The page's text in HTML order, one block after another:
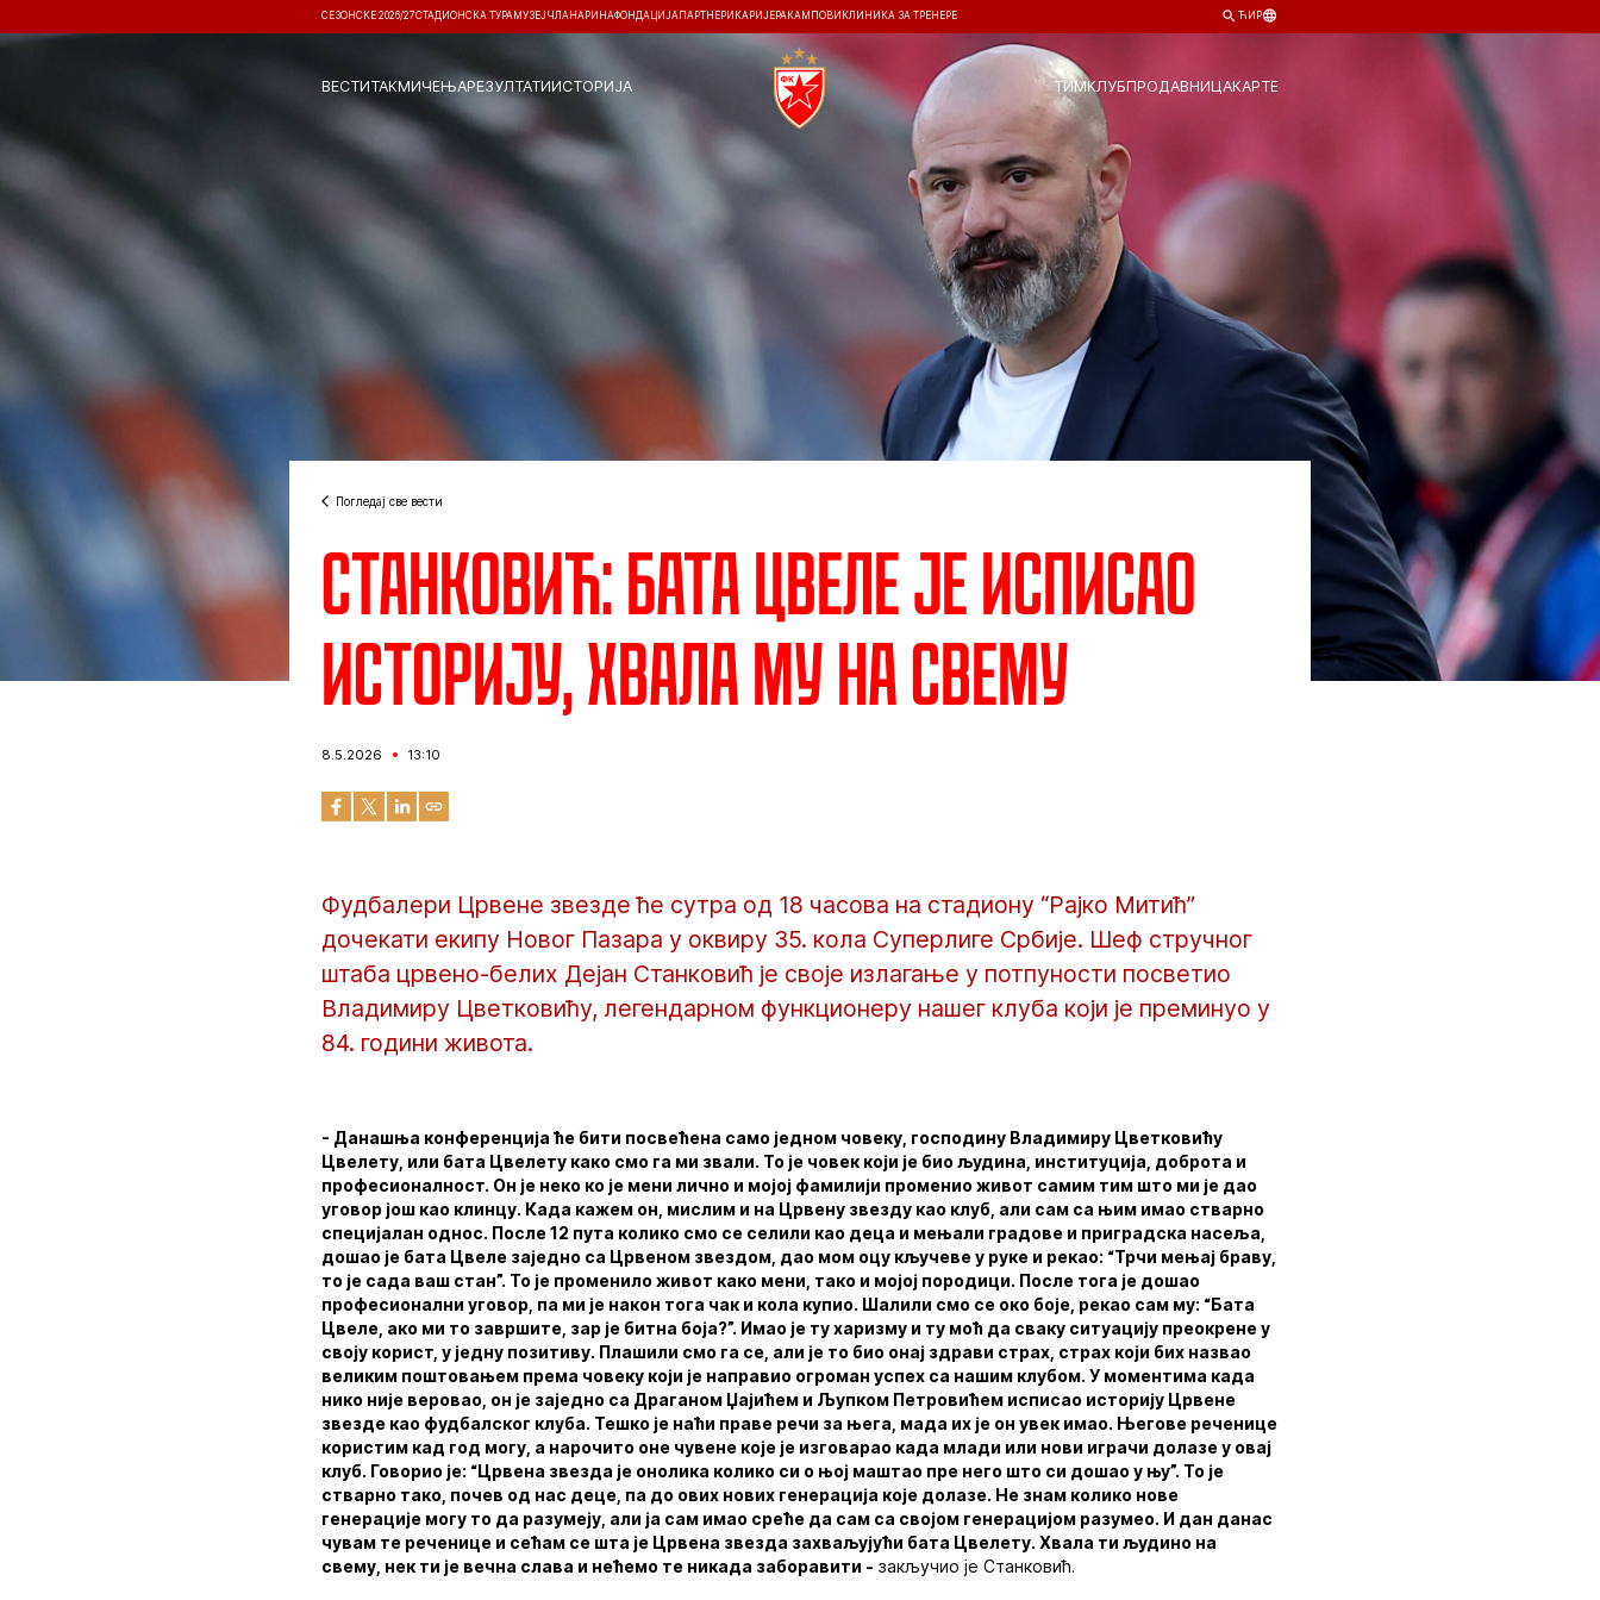
СЕЗОНСКЕ 2026/27СТАДИОНСКА ТУРА МУЗЕЈ ЧЛАНАРИНАФОНДАЦИЈА ПАРТНЕРИ КАРИЈЕРА КАМПОВИ КЛИНИКА ЗА ТРЕНЕРЕ ЋИР
ВЕСТИТАКМИЧЕЊАРЕЗУЛТАТИИСТОРИЈА ТИМКЛУБПРОДАВНИЦАКАРТЕ
Погледај све вести
Станковић: Бата Цвеле је исписао
историју, хвала му на свему
8.5.2026 13:10
Фудбалери Црвене звезде ће сутра од 18 часова на стадиону “Рајко Митић”
дочекати екипу Новог Пазара у оквиру 35. кола Суперлиге Србије. Шеф стручног
штаба црвено-белих Дејан Станковић је своје излагање у потпуности посветио
Владимиру Цветковићу, легендарном функционеру нашег клуба који је преминуо у
84. години живота.
- Данашња конференција ће бити посвећена само једном човеку, господину Владимиру Цветковићу
Цвелету, или бата Цвелету како смо га ми звали. То је човек који је био људина, институција, доброта и
професионалност. Он је неко ко је мени лично и мојој фамилији променио живот самим тим што ми је дао
уговор још као клинцу. Када кажем он, мислим и на Црвену звезду као клуб, али сам са њим имао стварно
специјалан однос. После 12 пута колико смо се селили као деца и мењали градове и приградска насеља,
дошао је бата Цвеле заједно са Црвеном звездом, дао мом оцу кључеве у руке и рекао: “Трчи мењај браву,
то је сада ваш стан”. То је променило живот како мени, тако и мојој породици. После тога је дошао
професионални уговор, па ми је након тога чак и кола купио. Шалили смо се око боје, рекао сам му: “Бата
Цвеле, ако ми то завршите, зар је битна боја?”. Имао је ту харизму и ту моћ да сваку ситуацију преокрене у
своју корист, у једну позитиву. Плашили смо га се, али је то био онај здрави страх, страх који бих назвао
великим поштовањем према човеку који је направио огроман успех са нашим клубом. У моментима када
нико није веровао, он је заједно са Драганом Џајићем и Љупком Петровићем исписао историју Црвене
звезде као фудбалског клуба. Тешко је наћи праве речи за њега, мада их је он увек имао. Његове реченице
користим кад год могу, а нарочито оне чувене које је изговарао када млади или нови играчи долазе у овај
клуб. Говорио је: “Црвена звезда је онолика колико си о њој маштао пре него што си дошао у њу”. То је
стварно тако, почев од нас деце, па до ових нових генерација које долазе. Не знам колико нове
генерације могу то да разумеју, али ја сам имао среће да сам са својом генерацијом разумео. И дан данас
чувам те реченице и сећам се шта је Црвена звезда захваљујући бата Цвелету. Хвала ти људино на
свему, нек ти је вечна слава и нећемо те никада заборавити - закључио је Станковић.